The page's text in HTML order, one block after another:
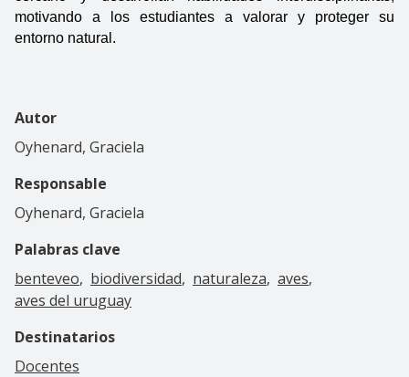
motivando a los estudiantes a valorar y proteger su
entorno natural.
Autor
Oyhenard, Graciela
Responsable
Oyhenard, Graciela
Palabras clave
benteveo
biodiversidad naturaleza aves
aves del uruguay
Destinatarios
Docentes